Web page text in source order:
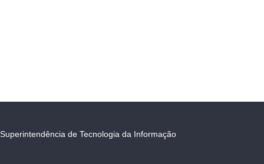
Superintendência de Tecnologia da Informação